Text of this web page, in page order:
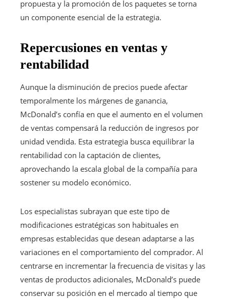
propuesta y la promoción de los paquetes se torna
un componente esencial de la estrategia.
Repercusiones en ventas y
rentabilidad
Aunque la disminución de precios puede afectar
temporalmente los márgenes de ganancia,
McDonald’s confía en que el aumento en el volumen
de ventas compensará la reducción de ingresos por
unidad vendida. Esta estrategia busca equilibrar la
rentabilidad con la captación de clientes,
aprovechando la escala global de la compañía para
sostener su modelo económico.
Los especialistas subrayan que este tipo de
modificaciones estratégicas son habituales en
empresas establecidas que desean adaptarse a las
variaciones en el comportamiento del comprador. Al
centrarse en incrementar la frecuencia de visitas y las
ventas de productos adicionales, McDonald’s puede
conservar su posición en el mercado al tiempo que